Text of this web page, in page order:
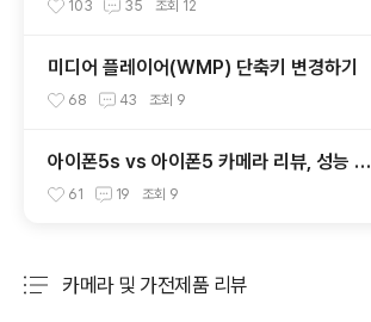
103 35 조회 12
미디어 플레이어(WMP) 단축키 변경하기
68 43 조회 9
아이폰5s vs 아이폰5 카메라 리뷰, 성능 및
화질 비교 테스트 후기
61 19 조회 9
카메라 및 가전제품 리뷰